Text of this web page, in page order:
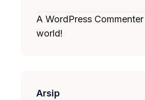
A WordPress Commenter
world!
Arsip